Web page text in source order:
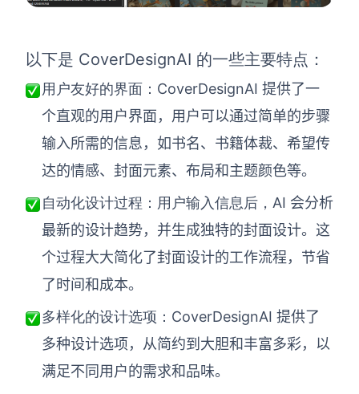
以下是 CoverDesignAI 的一些主要特点：
用户友好的界面： CoverDesignAI 提供了一
个直观的用户界面，用户可以通过简单的步骤
输入所需的信息，如书名、书籍体裁、希望传
达的情感、封面元素、布局和主题颜色等。
自动化设计过程：用户输入信息后， AI 会分析
最新的设计趋势，并生成独特的封面设计。这
个过程大大简化了封面设计的工作流程，节省
了时间和成本。
多样化的设计选项： CoverDesignAI 提供了
多种设计选项，从简约到大胆和丰富多彩，以
满足不同用户的需求和品味。